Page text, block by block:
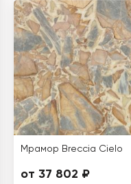
Мрамор Breccia Cielo
от 37 802 ₽